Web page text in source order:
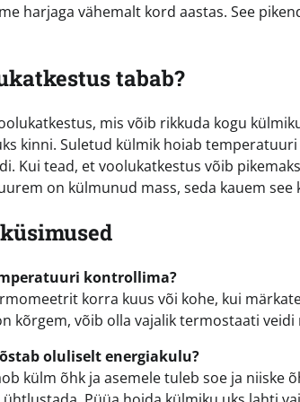
harjaga vähemalt kord aastas. See
tabab?
mis võib rikkuda kogu
kinni. Suletud külmik hoiab
Kui tead, et voolukatkestus võib
on külmunud mass, seda kauem see
kontrollima?
korra kuus või kohe, kui
kõrgem, võib olla vajalik termostaati veidi
oluliselt energiakulu?
külm õhk ja asemele tuleb soe ja niiske